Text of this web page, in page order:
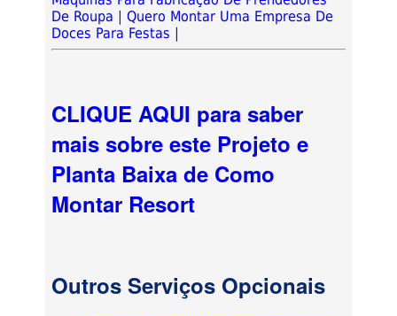
De Roupa |Quero Montar Uma Empresa De
Doces Para Festas
CLIQUE AQUI para saber
mais sobre este Projeto e
Planta Baixa de Como
Montar Resort
Outros Serviços Opcionais